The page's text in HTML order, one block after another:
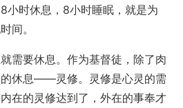
小时休息，8小时睡眠，就是为
间。
需要休息。作为基督徒，除了肉
休息——灵修。灵修是心灵的需
在的灵修达到了，外在的事奉才